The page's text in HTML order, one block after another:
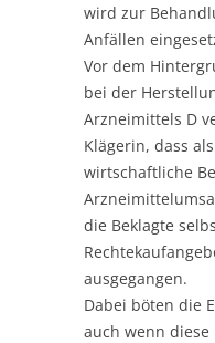
wird zur
Anfällen
Vor dem
bei der
Arzneimittels D
Klägerin, dass
wirtschaftliche
die Beklagte
ausgegangen.
Dabei böten die
auch wenn